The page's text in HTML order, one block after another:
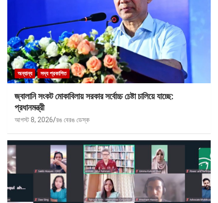
অন্যান্য সদ্য প্রকাশিত
জ্বালানি সংকট মোকাবিলায় সরকার সর্বোচ্চ চেষ্টা চালিয়ে যাচ্ছে:
প্রধানমন্ত্রী
আগস্ট 8, 2026 রঙ বেরঙ ডেস্ক